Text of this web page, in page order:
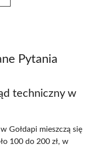
Pytania
techniczny w
Gołdapi mieszczą się
100 do 200 zł, w